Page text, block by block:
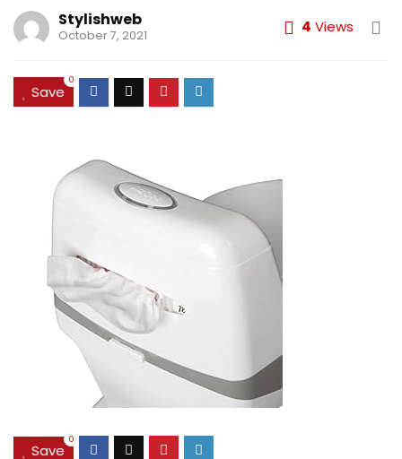
Stylishweb
October 7, 2021 4 Views
Save
0
Save
0